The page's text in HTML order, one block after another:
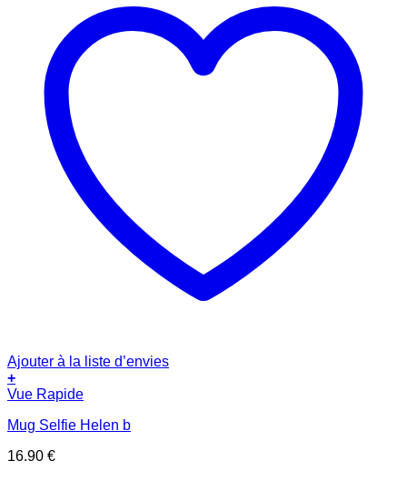
Ajouter à la liste d’envies
+
Vue Rapide
Mug Selfie Helen b
16.90 €